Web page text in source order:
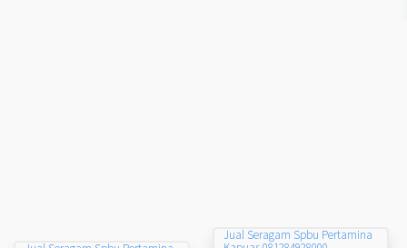
Jual Seragam Spbu Pertamina